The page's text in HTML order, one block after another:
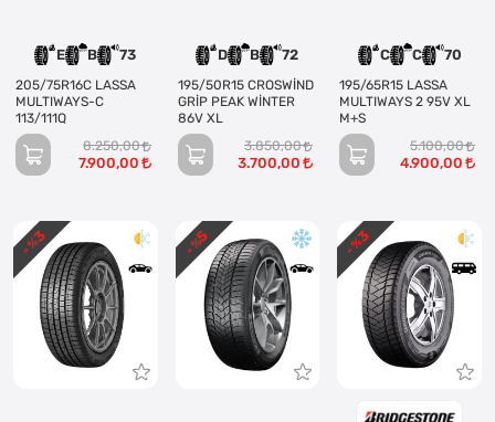
E B 73
205/75R16C LASSA
MULTIWAYS-C
113/111Q
8.250,00
7.900,00
D B 72
195/50R15 CROSWİND
GRİP PEAK WİNTER
86V XL
3.850,00
3.700,00
C C 70
195/65R15 LASSA
MULTIWAYS 2 95V XL
M+S
5.100,00
4.900,00
- %
3 - %
5 - %
3